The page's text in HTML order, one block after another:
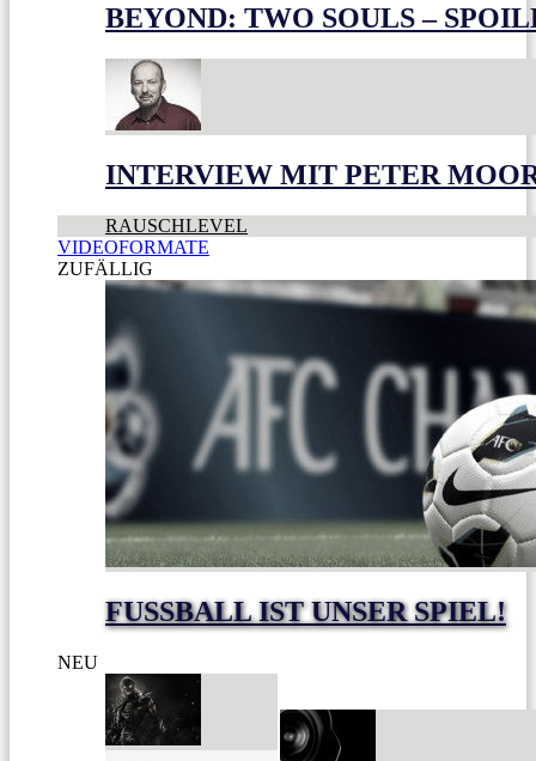
BEYOND: TWO SOULS –
INTERVIEW MIT PETER
RAUSCHLEVEL
VIDEOFORMATE
ZUFÄLLIG
FUSSBALL IST UNSER SPIEL!
NEU